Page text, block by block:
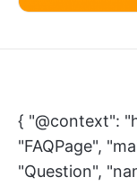
{ "@context":
"FAQPage",
"Question",